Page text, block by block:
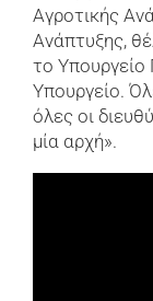
Αγροτικής
Ανάπτυξης,
το Υπουργείο
Υπουργείο.
όλες οι
μία αρχή».